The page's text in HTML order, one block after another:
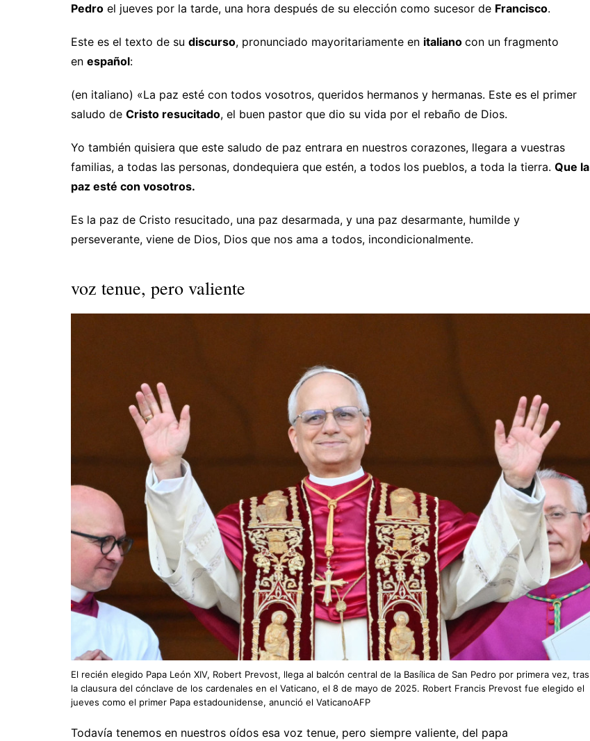
Pedro el jueves por la tarde, una hora después de su elección como sucesor de Francisco.
Este es el texto de su discurso, pronunciado mayoritariamente en italiano con un fragmento
en español:
(en italiano) «La paz esté con todos vosotros, queridos hermanos y hermanas. Este es el primer
saludo de Cristo resucitado, el buen pastor que dio su vida por el rebaño de Dios.
Yo también quisiera que este saludo de paz entrara en nuestros corazones, llegara a vuestras
familias, a todas las personas, dondequiera que estén, a todos los pueblos, a toda la tierra. Que la
paz esté con vosotros.
Es la paz de Cristo resucitado, una paz desarmada, y una paz desarmante, humilde y
perseverante, viene de Dios, Dios que nos ama a todos, incondicionalmente.
voz tenue, pero valiente
El recién elegido Papa León XIV, Robert Prevost, llega al balcón central de la Basílica de San Pedro por primera vez, tras
la clausura del cónclave de los cardenales en el Vaticano, el 8 de mayo de 2025. Robert Francis Prevost fue elegido el
jueves como el primer Papa estadounidense, anunció el VaticanoAFP
Todavía tenemos en nuestros oídos esa voz tenue, pero siempre valiente, del papa